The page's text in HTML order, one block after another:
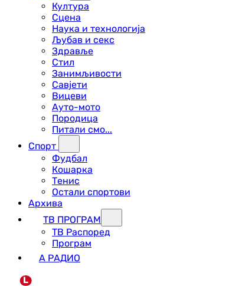
Култура
Сцена
Наука и технологија
Љубав и секс
Здравље
Стил
Занимљивости
Савјети
Вицеви
Ауто-мото
Породица
Питали смо...
Спорт
Фудбал
Кошарка
Тенис
Остали спортови
Архива
ТВ ПРОГРАМ
ТВ Распоред
Програм
А РАДИО
L